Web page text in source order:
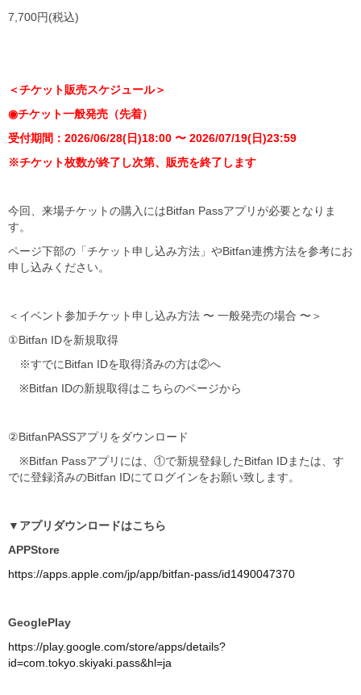
7,700円(税込)
＜チケット販売スケジュール＞
◉チケット一般発売（先着）
受付期間：2026/06/28(日)18:00 〜 2026/07/19(日)23:59
※チケット枚数が終了し次第、販売を終了します
今回、来場チケットの購入にはBitfan Passアプリが必要となりま
す。
ページ下部の「チケット申し込み方法」やBitfan連携方法を参考にお
申し込みください。
＜イベント参加チケット申し込み方法 〜 一般発売の場合 〜＞
①Bitfan IDを新規取得
※すでにBitfan IDを取得済みの方は②へ
※Bitfan IDの新規取得はこちらのページから
②BitfanPASSアプリをダウンロード
※Bitfan Passアプリには、①で新規登録したBitfan IDまたは、す
でに登録済みのBitfan IDにてログインをお願い致します。
▼アプリダウンロードはこちら
APPStore
https://apps.apple.com/jp/app/bitfan-pass/id1490047370
GeoglePlay
https://play.google.com/store/apps/details?
id=com.tokyo.skiyaki.pass&hl=ja